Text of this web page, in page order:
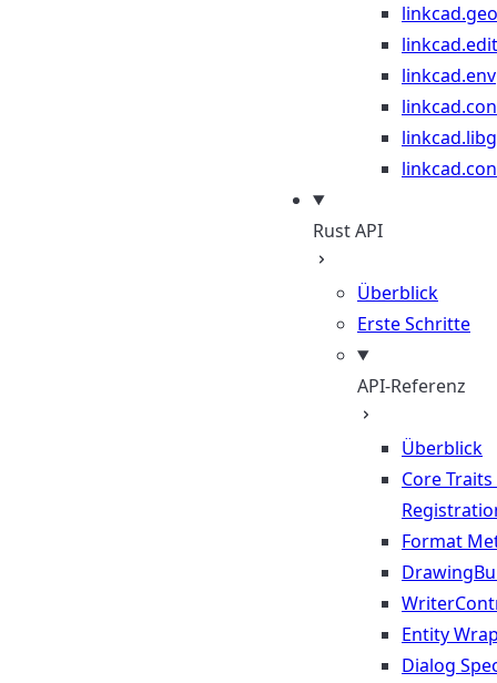
linkcad.edit
linkcad.env
Rust API
Überblick
Erste Schritte
API-Referenz
Überblick
Core
Format
Entity
Dialog